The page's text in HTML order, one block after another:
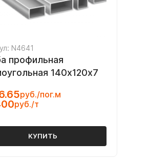
N4641
профильная
140х120х7
руб./пог.м
руб./т
КУПИТЬ